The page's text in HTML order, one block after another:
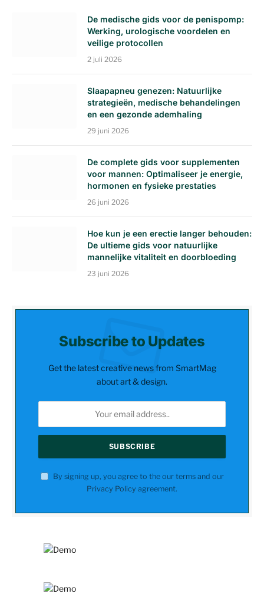
De medische gids voor de penispomp:
Werking, urologische voordelen en
veilige protocollen
2 juli 2026
Slaapapneu genezen: Natuurlijke
strategieën, medische behandelingen
en een gezonde ademhaling
29 juni 2026
De complete gids voor supplementen
voor mannen: Optimaliseer je energie,
hormonen en fysieke prestaties
26 juni 2026
Hoe kun je een erectie langer behouden:
De ultieme gids voor natuurlijke
mannelijke vitaliteit en doorbloeding
23 juni 2026
Subscribe to Updates
Get the latest creative news from SmartMag
about art & design.
By signing up, you agree to the our terms and our
Privacy Policy agreement.